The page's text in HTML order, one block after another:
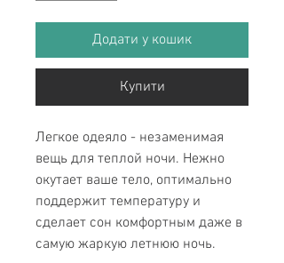
Додати у кошик
Купити
Легкое одеяло - незаменимая
вещь для теплой ночи. Нежно
окутает ваше тело, оптимально
поддержит температуру и
сделает сон комфортным даже в
самую жаркую летнюю ночь.